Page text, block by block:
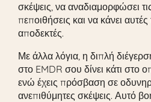
σκέψεις, να αναδιαμορφώσει
πεποιθήσεις και να κάνει
αποδεκτές.
Με άλλα λόγια, η διπλή
στο EMDR σου δίνει κάτι στο
ενώ έχεις πρόσβαση σε
ανεπιθύμητες σκέψεις. Αυτό